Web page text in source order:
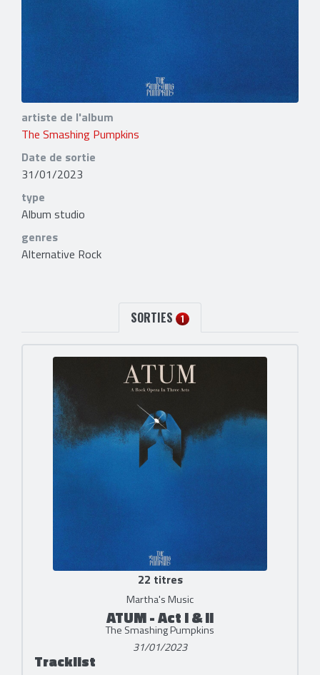
artiste de l'album
The Smashing Pumpkins
Date de sortie
31/01/2023
type
Album studio
genres
Alternative Rock
SORTIES 1
22 titres
Martha's Music
ATUM - Act I & II
The Smashing Pumpkins
31/01/2023
Tracklist